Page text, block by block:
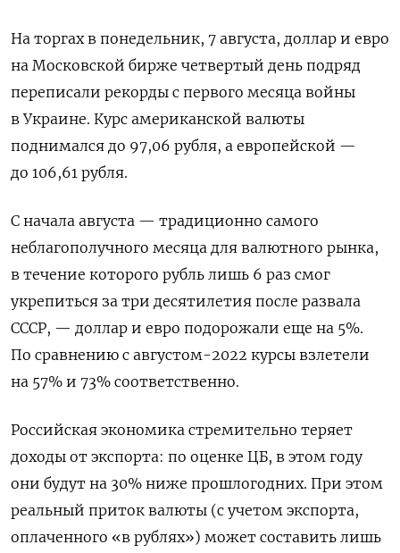
На торгах в понедельник, 7 августа, доллар и евро
на Московской бирже четвертый день подряд
переписали рекорды с первого месяца войны
в Украине. Курс американской валюты
поднимался до 97,06 рубля, а европейской —
до 106,61 рубля.
С начала августа — традиционно самого
неблагополучного месяца для валютного рынка,
в течение которого рубль лишь 6 раз смог
укрепиться за три десятилетия после развала
СССР, — доллар и евро подорожали еще на 5%.
По сравнению с августом-2022 курсы взлетели
на 57% и 73% соответственно.
Российская экономика стремительно теряет
доходы от экспорта: по оценке ЦБ, в этом году
они будут на 30% ниже прошлогодних. При этом
реальный приток валюты (с учетом экспорта,
оплаченного «в рублях») может составить лишь